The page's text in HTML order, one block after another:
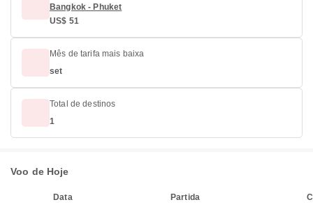
Bangkok - Phuket
US$ 51
Mês de tarifa mais baixa
set
Total de destinos
1
Voo de Hoje
Data Partida